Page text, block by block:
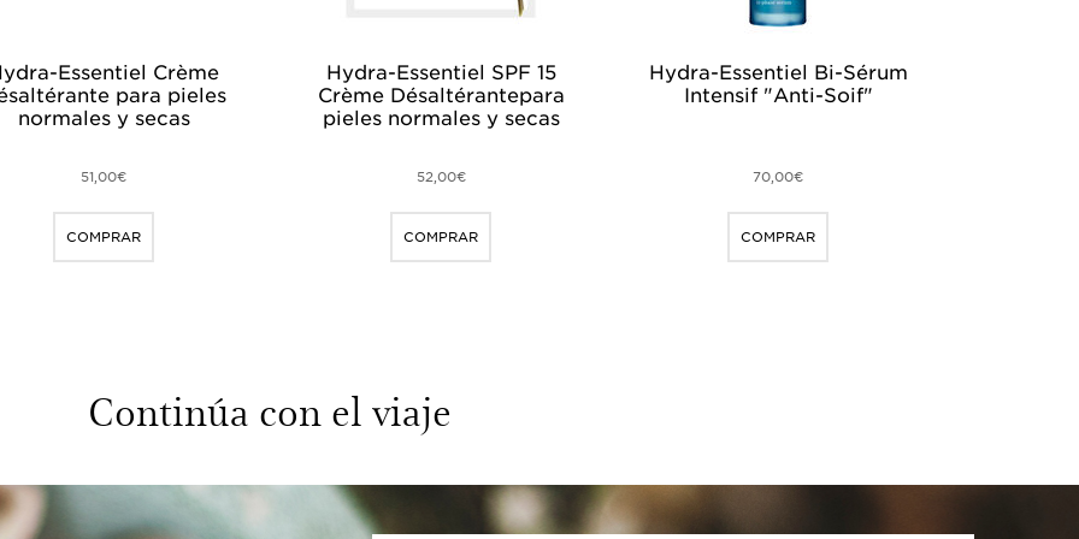
Essentiel Crème
para pieles
normales y secas
51,00€
COMPRAR
Hydra-Essentiel SPF 15
Crème Désaltérantepara
pieles normales y secas
52,00€
COMPRAR
Hydra-Essentiel Bi-Sérum
Intensif "Anti-Soif"
70,00€
COMPRAR
Continúa con el viaje